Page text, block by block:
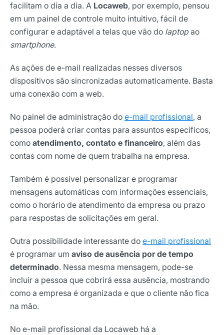
facilitam o dia a dia. A Locaweb, por exemplo, pensou
em um painel de controle muito intuitivo, fácil de
configurar e adaptável a telas que vão do laptop ao
smartphone.
As ações de e-mail realizadas nesses diversos
dispositivos são sincronizadas automaticamente. Basta
uma conexão com a web.
No painel de administração do e-mail profissional, a
pessoa poderá criar contas para assuntos específicos,
como atendimento, contato e financeiro, além das
contas com nome de quem trabalha na empresa.
Também é possível personalizar e programar
mensagens automáticas com informações essenciais,
como o horário de atendimento da empresa ou prazo
para respostas de solicitações em geral.
Outra possibilidade interessante do e-mail profissional
é programar um aviso de ausência por de tempo
determinado. Nessa mesma mensagem, pode-se
incluir a pessoa que cobrirá essa ausência, mostrando
como a empresa é organizada e que o cliente não fica
na mão.
No e-mail profissional da Locaweb há a